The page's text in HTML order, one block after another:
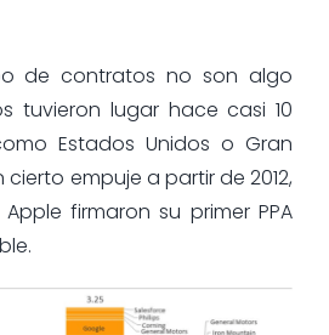
de contratos no son algo
tuvieron lugar hace casi 10
Estados Unidos o Gran
empuje a partir de 2012,
firmaron su primer PPA